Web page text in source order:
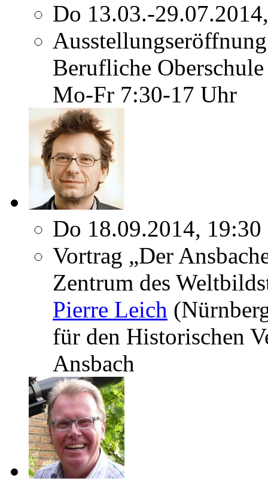
Do 13.03.-
Berufliche
Mo-Fr 7:30-17 Uhr
Do 18.09.2014,
Vortrag „Der
Zentrum des
Pierre Leich
für den Historischen
Ansbach